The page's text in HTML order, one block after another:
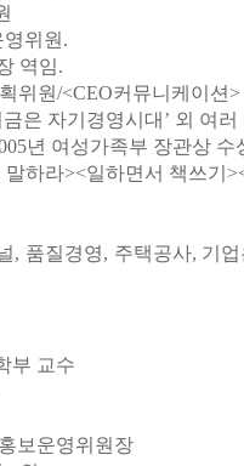
위원.
역임.
위원/<CEO커뮤니케이션
은 자기경영시대’ 외 여
년 여성가족부 장관상 수
하라><일하면서 책쓰기
, 품질경영, 주택공사, 기
부 교수
보운영위원장